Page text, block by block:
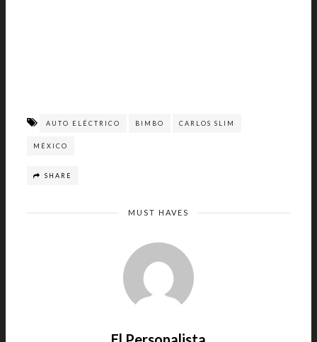
AUTO ELÉCTRICO BIMBO CARLOS SLIM
MÉXICO
SHARE
MUST HAVES